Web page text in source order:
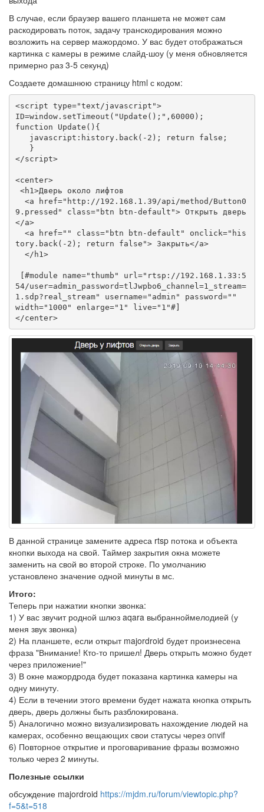
В случае, если браузер вашего планшета не может сам
раскодировать поток, задачу транскодирования можно
возложить на сервер мажордомо. У вас будет отображаться
картинка с камеры в режиме слайд-шоу (у меня обновляется
примерно раз 3-5 секунд)
Создаете домашнюю страницу html с кодом:
<script type="text/javascript">
ID=window.setTimeout("Update();",60000);
function Update(){
</script>
<center>
9.pressed" class="btn btn-default"> Открыть дверь
</a>
tory.back(-2); return false"> Закрыть</a>
54/user=admin_password=tlJwpbo6_channel=1_stream=
1.sdp?real_stream" username="admin" password=""
width="1000" enlarge="1" live="1"#]
</center>
В данной странице замените адреса rtsp потока и объекта
кнопки выхода на свой. Таймер закрытия окна можете
заменить на свой во второй строке. По умолчанию
установлено значение одной минуты в мс.
Итого:
Теперь при нажатии кнопки звонка:
1) У вас звучит родной шлюз aqara выбранноймелодией (у
меня звук звонка)
2) На планшете, если открыт majordroid будет произнесена
фраза "Внимание! Кто-то пришел! Дверь открыть можно будет
через приложение!"
3) В окне мажордрода будет показана картинка камеры на
одну минуту.
4) Если в течении этого времени будет нажата кнопка открыть
дверь, дверь должны быть разблокирована.
5) Аналогично можно визуализировать нахождение людей на
камерах, особенно вещающих свои статусы через onvif
6) Повторное открытие и проговаривание фразы возможно
только через 2 минуты.
Полезные ссылки
обсуждение majordroid https://mjdm.ru/forum/viewtopic.php?
f=5&t=518